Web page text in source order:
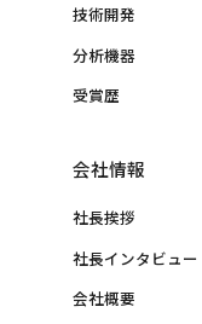
技術開発
分析機器
受賞歴
会社情報
社長挨拶
社長インタビュー
会社概要